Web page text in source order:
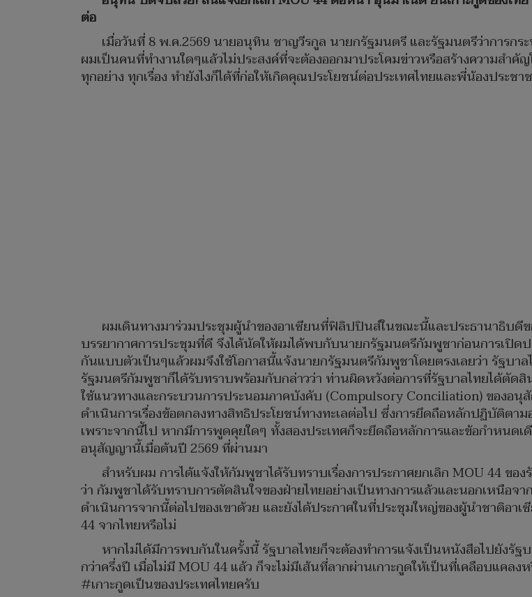
ต่อ
เมื่อวันที่ 8 พ.ค.2569 นายอนุทิน ชาญวีรกูล นายกรัฐมนตรี และรัฐมนตรีว่าการก
ผมเป็นคนที่ทำงานใดๆแล้วไม่ประสงค์ที่จะต้องออกมาประโคมข่าวหรือสร้างความสำ
ทุกอย่าง ทุกเรื่อง ทำยังไงก็ได้ที่ก่อให้เกิดคุณประโยชน์ต่อประเทศไทยและพี่น้องประช
ผมเดินทางมาร่วมประชุมผู้นำของอาเซียนที่ฟิลิปปินส์ในขณะนี้และประธานาธิบ
บรรยากาศการประชุมที่ดี จึงได้นัดให้ผมได้พบกับนายกรัฐมนตรีกัมพูชาก่อนการเปิด
กันแบบตัวเป็นๆแล้วผมจึงใช้โอกาสนี้แจ้งนายกรัฐมนตรีกัมพูชาโดยตรงเลยว่า รัฐบา
รัฐมนตรีกัมพูชาก็ได้รับทราบพร้อมกับกล่าวว่า ท่านผิดหวังต่อการที่รัฐบาลไทยได้ตัด
ใช้แนวทางและกระบวนการประนอมภาคบังคับ (Compulsory Conciliation) ของอนุ
ดำเนินการเรื่องข้อตกลงทางสิทธิประโยชน์ทางทะเลต่อไป ซึ่งการยึดถือหลักปฏิบัติต
เพราะจากนี้ไป หากมีการพูดคุยใดๆ ทั้งสองประเทศก็จะยึดถือหลักการและข้อกำหนด
อนุสัญญานี้เมื่อต้นปี 2569 ที่ผ่านมา
สำหรับผม การได้แจ้งให้กัมพูชาได้รับทราบเรื่องการประกาศยกเลิก MOU 44 ข
ว่า กัมพูชาได้รับทราบการตัดสินใจของฝ่ายไทยอย่างเป็นทางการแล้วและนอกเหนือ
ดำเนินการจากนี้ต่อไปของเขาด้วย และยังได้ประกาศในที่ประชุมใหญ่ของผู้นำชาติอ
44 จากไทยหรือไม่
หากไม่ได้มีการพบกันในครั้งนี้ รัฐบาลไทยก็จะต้องทำการแจ้งเป็นหนังสือไปยังรัฐ
กว่าครึ่งปี เมื่อไม่มี MOU 44 แล้ว ก็จะไม่มีเส้นที่ลากผ่านเกาะกูดให้เป็นที่เคลือบแคล
#เกาะกูดเป็นของประเทศไทยครับ